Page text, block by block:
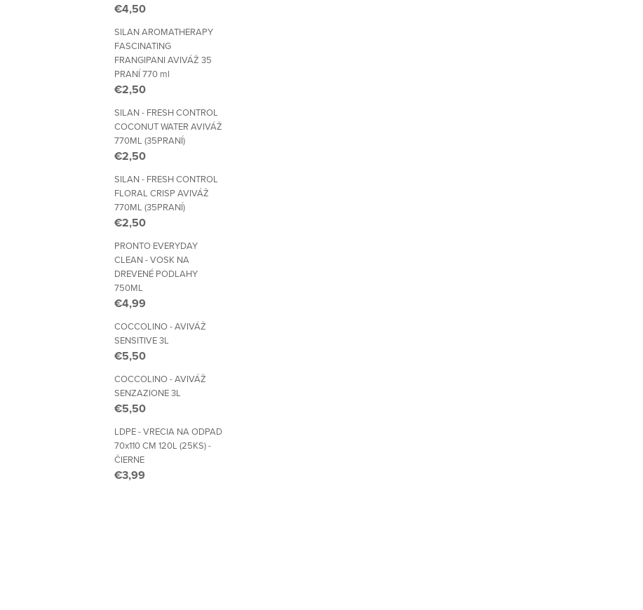
€4,50
SILAN AROMATHERAPY
FASCINATING
FRANGIPANI AVIVÁŽ 35
PRANÍ 770 ml
€2,50
SILAN - FRESH CONTROL
COCONUT WATER AVIVÁŽ
770ML (35PRANÍ)
€2,50
SILAN - FRESH CONTROL
FLORAL CRISP AVIVÁŽ
770ML (35PRANÍ)
€2,50
PRONTO EVERYDAY
CLEAN - VOSK NA
DREVENÉ PODLAHY
750ML
€4,99
COCCOLINO - AVIVÁŽ
SENSITIVE 3L
€5,50
COCCOLINO - AVIVÁŽ
SENZAZIONE 3L
€5,50
LDPE - VRECIA NA ODPAD
70x110 CM 120L (25KS) -
ČIERNE
€3,99